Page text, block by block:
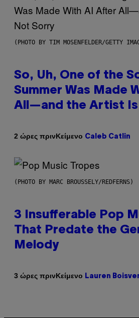
(PHOTO BY TIM MOSENFELDER/GETTY
So, Uh, One of the
Summer Was Made
All—and the Artist
2 ώρες πρινΚείμενο Caleb Catlin
(PHOTO BY MARC BROUSSELY/REDFERNS)
3 Insufferable Pop
That Predate the
Melody
3 ώρες πρινΚείμενο Lauren